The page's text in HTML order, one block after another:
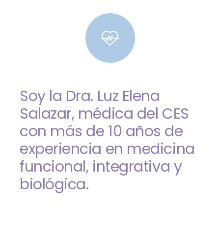
Soy la Dra. Luz Elena
Salazar, médica del CES
con más de 10 años de
experiencia en medicina
funcional, integrativa y
biológica.